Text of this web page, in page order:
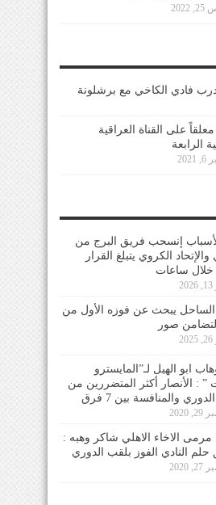
فادي الكاخي مع برشلونة
معلقاً على القناة العراقية
الرابعة
إنسحب فريق البرج من
والإتحاد الكروي يتبلغ القرار
خلال ساعات
يبحث عن فوزه الأول من
صور
ابو الهيل لـ”المايسترو
” : الأنصار أكثر المتضررين من
والمنافسة بين 7 فرق
الاخاء الاهلي شاكر وهبه :
حلم النادي الفوز بلقب الدوري